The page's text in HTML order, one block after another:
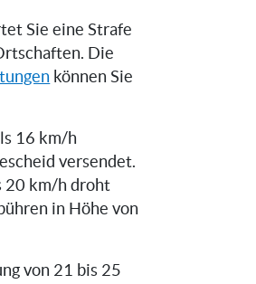
Sie eine Strafe
Die
können Sie
16 km/h
versendet.
20 km/h droht
in Höhe von
von 21 bis 25